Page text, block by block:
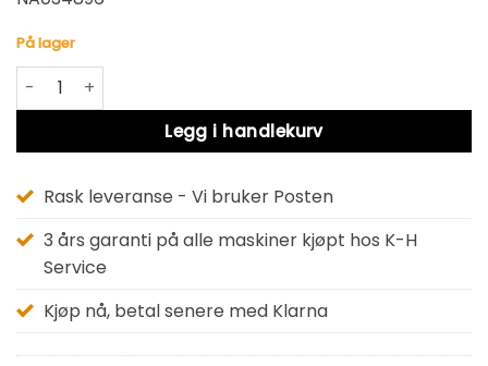
På lager
MOTOR AND SWITCH SA antall
Legg i handlekurv
Alternative:
Rask leveranse - Vi bruker Posten
3 års garanti på alle maskiner kjøpt hos K-H
Service
Kjøp nå, betal senere med Klarna